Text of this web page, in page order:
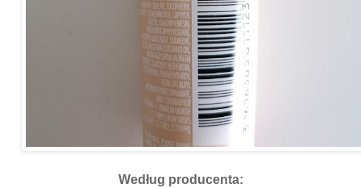
Według producenta: